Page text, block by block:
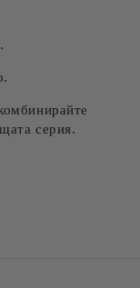
ден.
серия.